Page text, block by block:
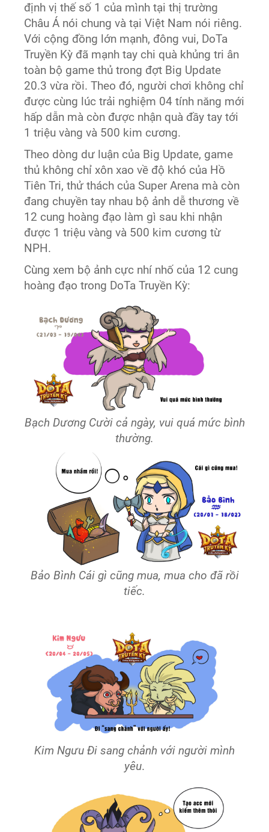
định vị thế số 1 của mình tại thị trường
Châu Á nói chung và tại Việt Nam nói riêng.
Với cộng đồng lớn mạnh, đông vui, DoTa
Truyền Kỳ đã mạnh tay chi quà khủng tri ân
toàn bộ game thủ trong đợt Big Update
20.3 vừa rồi. Theo đó, người chơi không chỉ
được cùng lúc trải nghiệm 04 tính năng mới
hấp dẫn mà còn được nhận quà đầy tay tới
1 triệu vàng và 500 kim cương.
Theo dòng dư luận của Big Update, game
thủ không chỉ xôn xao về độ khó của Hồ
Tiên Tri, thử thách của Super Arena mà còn
đang chuyền tay nhau bộ ảnh dễ thương về
12 cung hoàng đạo làm gì sau khi nhận
được 1 triệu vàng và 500 kim cương từ
NPH.
Cùng xem bộ ảnh cực nhí nhố của 12 cung
hoàng đạo trong DoTa Truyền Kỳ:
Bạch Dương Cười cả ngày, vui quá mức bình
thường.
Bảo Bình Cái gì cũng mua, mua cho đã rồi
tiếc.
Kim Ngưu Đi sang chảnh với người mình
yêu.